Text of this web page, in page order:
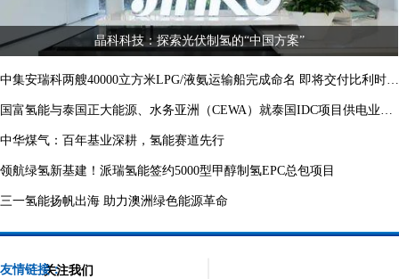
中集安瑞科两艘40000立方米LPG/液氨运输船完成命名 即将交付比利时船东
国富氢能与泰国正大能源、水务亚洲（CEWA）就泰国IDC项目供电业务签约
中华煤气：百年基业深耕，氢能赛道先行
领航绿氢新基建！派瑞氢能签约5000型甲醇制氢EPC总包项目
三一氢能扬帆出海 助力澳洲绿色能源革命
晶科科技：探索光伏制氢的“中国方案”
关注我们
友情链接：